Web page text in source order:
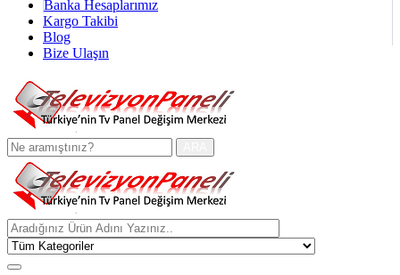
Banka Hesaplarımız
Kargo Takibi
Blog
Bize Ulaşın